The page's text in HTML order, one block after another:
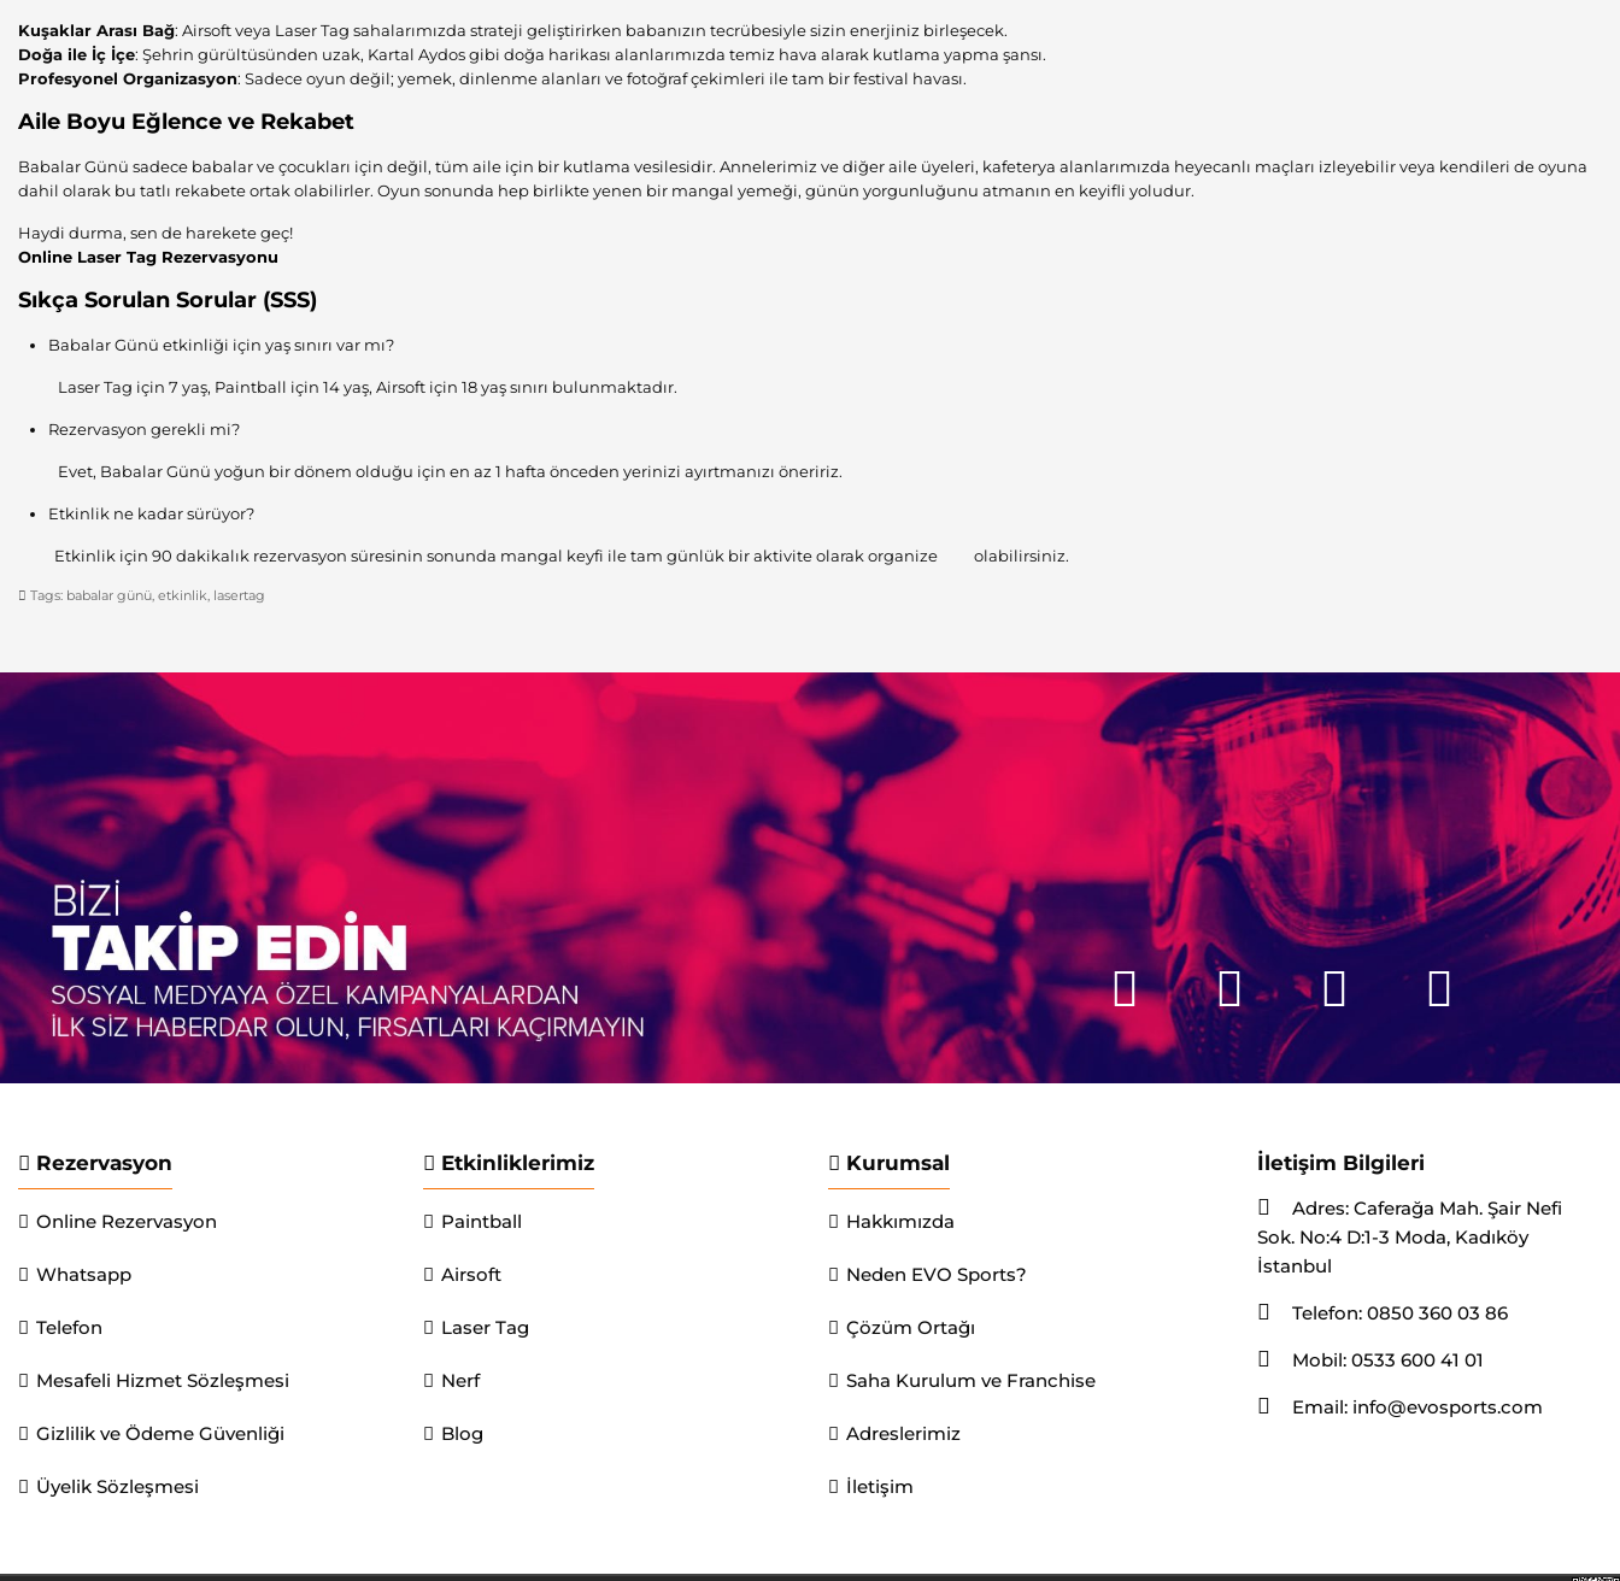
Kuşaklar Arası Bağ: Airsoft veya Laser Tag sahalarımızda strateji geliştirirken babanızın tecrübesiyle sizin enerjiniz birleşecek.
Doğa ile İç İçe: Şehrin gürültüsünden uzak, Kartal Aydos gibi doğa harikası alanlarımızda temiz hava alarak kutlama yapma şansı.
Profesyonel Organizasyon: Sadece oyun değil; yemek, dinlenme alanları ve fotoğraf çekimleri ile tam bir festival havası.
Aile Boyu Eğlence ve Rekabet
Babalar Günü sadece babalar ve çocukları için değil, tüm aile için bir kutlama vesilesidir. Annelerimiz ve diğer aile üyeleri, kafeterya alanlarımızda heyecanlı maçları izleyebilir veya kendileri de oyuna
dahil olarak bu tatlı rekabete ortak olabilirler. Oyun sonunda hep birlikte yenen bir mangal yemeği, günün yorgunluğunu atmanın en keyifli yoludur.
Haydi durma, sen de harekete geç!
Online Laser Tag Rezervasyonu
Sıkça Sorulan Sorular (SSS)
Babalar Günü etkinliği için yaş sınırı var mı?
Laser Tag için 7 yaş, Paintball için 14 yaş, Airsoft için 18 yaş sınırı bulunmaktadır.
Rezervasyon gerekli mi?
Evet, Babalar Günü yoğun bir dönem olduğu için en az 1 hafta önceden yerinizi ayırtmanızı öneririz.
Etkinlik ne kadar sürüyor?
Etkinlik için 90 dakikalık rezervasyon süresinin sonunda mangal keyfi ile tam günlük bir aktivite olarak organize olabilirsiniz.
Tags: babalar günü, etkinlik, lasertag
Rezervasyon
Online Rezervasyon
Whatsapp
Telefon
Mesafeli Hizmet Sözleşmesi
Gizlilik ve Ödeme Güvenliği
Üyelik Sözleşmesi
Etkinliklerimiz
Paintball
Airsoft
Laser Tag
Nerf
Blog
Kurumsal
Hakkımızda
Neden EVO Sports?
Çözüm Ortağı
Saha Kurulum ve Franchise
Adreslerimiz
İletişim
İletişim Bilgileri
Adres: Caferağa Mah. Şair Nefi
Sok. No:4 D:1-3 Moda, Kadıköy
İstanbul
Telefon: 0850 360 03 86
Mobil: 0533 600 41 01
Email: info@evosports.com